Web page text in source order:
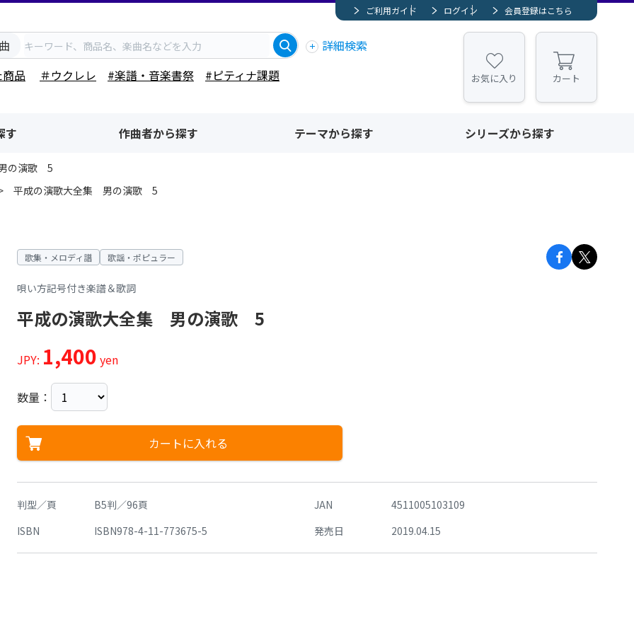
ご利用ガイド ログイン 会員登録はこちら
詳細検索
品
＃ウクレレ #楽譜・音楽書祭 #ピティナ課題 お気に入り カート
す 作曲者から探す テーマから探す シリーズから探す
の演歌 5
平成の演歌大全集 男の演歌 5
歌集・メロディ譜 歌謡・ポピュラー
唄い方記号付き楽譜＆歌詞
平成の演歌大全集 男の演歌 5
JPY: 1,400 yen
数量：
カートに入れる
判型／頁 B5判／96頁 JAN
4511005103109
ISBN
ISBN978-4-11-773675-5 発売日 2019.04.15